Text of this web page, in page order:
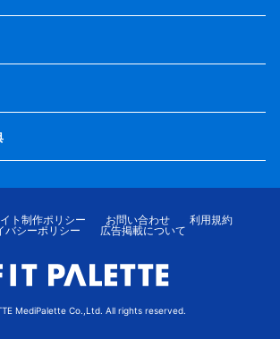
ト制作ポリシー お問い合わせ
利用規約
バシーポリシー
広告掲載について
MediPalette Co.,Ltd. All rights reserved.